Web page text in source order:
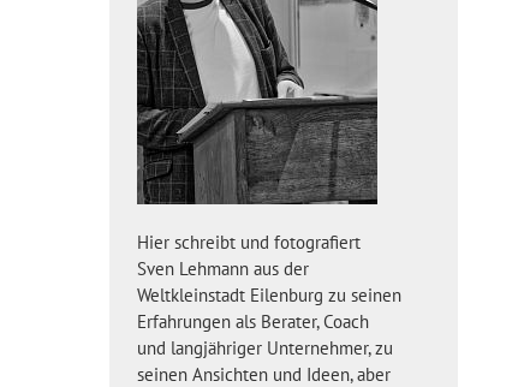
Hier schreibt und fotografiert
Sven Lehmann aus der
Weltkleinstadt Eilenburg zu seinen
Erfahrungen als Berater, Coach
und langjähriger Unternehmer, zu
seinen Ansichten und Ideen, aber